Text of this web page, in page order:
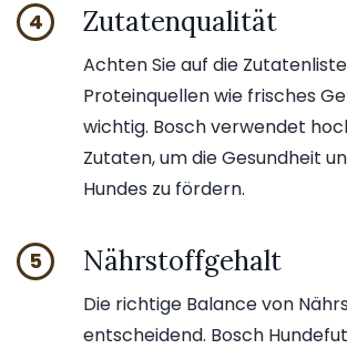
4 Zutatenqualität
Achten Sie auf die
Proteinquellen wie frisches
wichtig. Bosch verwendet
Zutaten, um die Gesundheit
Hundes zu fördern.
5 Nährstoffgehalt
Die richtige Balance von
entscheidend. Bosch